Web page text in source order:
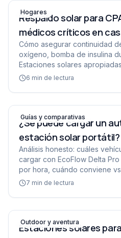
Respaldo solar para CPAP
Hogares
Respaldo solar para
médicos críticos en
Cómo asegurar continuidad
oxígeno, bomba de insulina
Estaciones solares
6 min de lectura
¿Se puede cargar un auto
Guías y comparativas
¿Se puede cargar un
estación solar portátil?
Análisis honesto: cuáles
cargar con EcoFlow Delta
por hora, cuándo conviene
7 min de lectura
Estaciones solares para
Outdoor y aventura
Estaciones solares